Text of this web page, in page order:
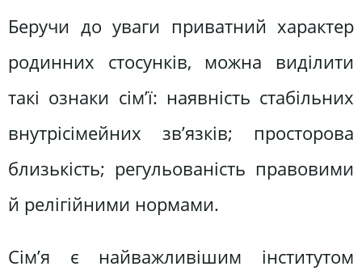
Беручи до уваги приватний характер
родинних стосунків, можна виділити
такі ознаки сім’ї: наявність стабільних
внутрісімейних зв’язків; просторова
близькість; регульованість правовими
й релігійними нормами.
Сім’я є найважливішим інститутом